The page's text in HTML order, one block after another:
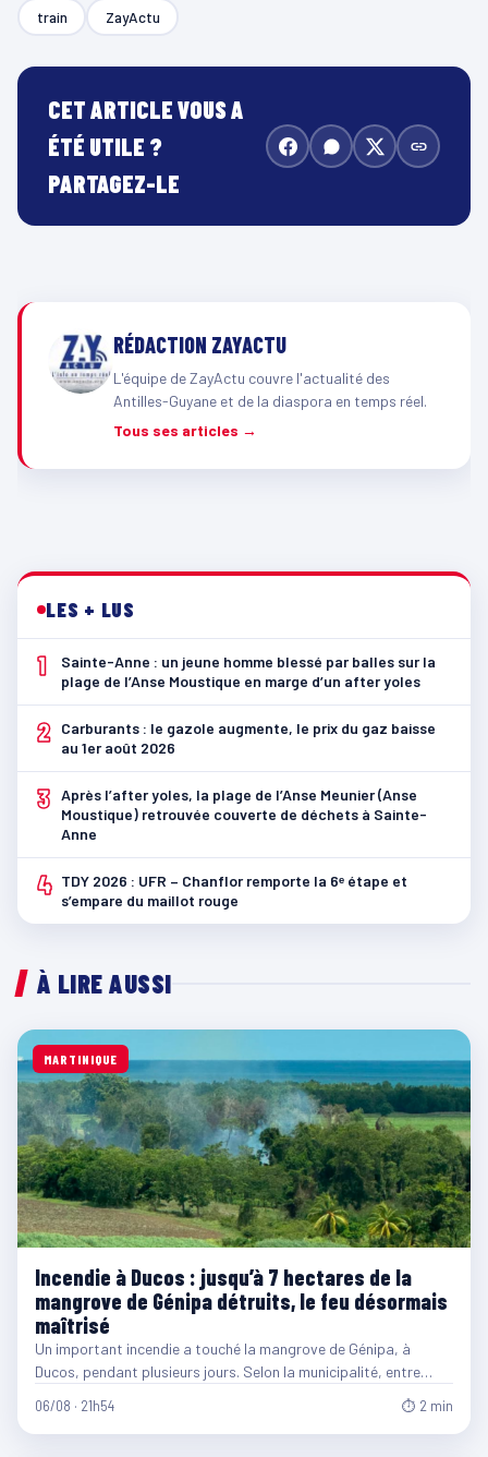
train ZayActu
CET ARTICLE VOUS A
ÉTÉ UTILE ?
PARTAGEZ-LE
RÉDACTION ZAYACTU
L'équipe de ZayActu couvre l'actualité des
Antilles-Guyane et de la diaspora en temps réel.
Tous ses articles →
LES + LUS
1
Sainte-Anne : un jeune homme blessé par balles sur la
plage de l’Anse Moustique en marge d’un after yoles
2
Carburants : le gazole augmente, le prix du gaz baisse
au 1er août 2026
3 Après l’after yoles, la plage de l’Anse Meunier (Anse
Moustique) retrouvée couverte de déchets à Sainte-
Anne
4 TDY 2026 : UFR – Chanflor remporte la 6ᵉ étape et
s’empare du maillot rouge
À LIRE AUSSI
MARTINIQUE
Incendie à Ducos : jusqu’à 7 hectares de la
mangrove de Génipa détruits, le feu désormais
maîtrisé
Un important incendie a touché la mangrove de Génipa, à
Ducos, pendant plusieurs jours. Selon la municipalité, entre…
06/08 · 21h54 ⏱ 2 min